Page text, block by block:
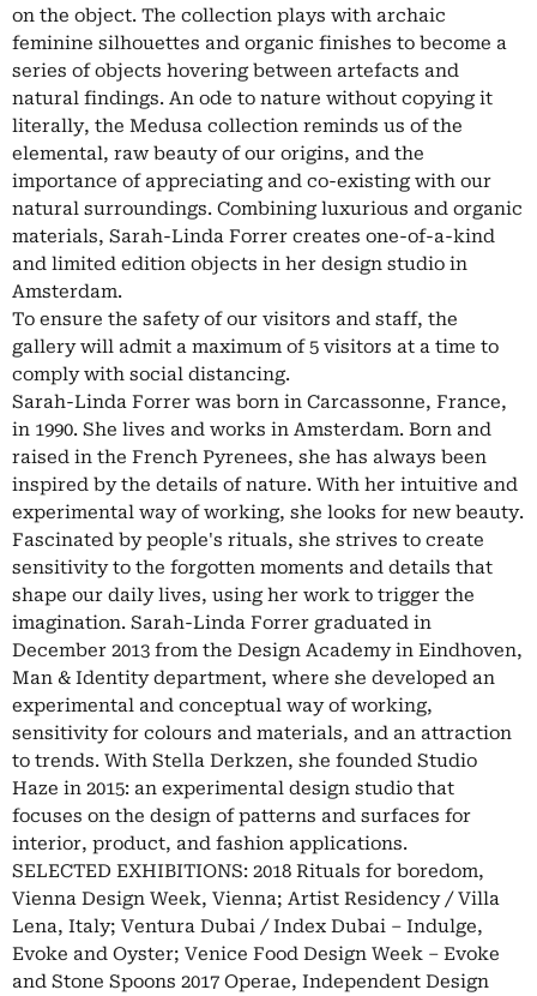
on the object. The collection plays with archaic
feminine silhouettes and organic finishes to become a
series of objects hovering between artefacts and
natural findings. An ode to nature without copying it
literally, the Medusa collection reminds us of the
elemental, raw beauty of our origins, and the
importance of appreciating and co-existing with our
natural surroundings. Combining luxurious and organic
materials, Sarah-Linda Forrer creates one-of-a-kind
and limited edition objects in her design studio in
Amsterdam.
To ensure the safety of our visitors and staff, the
gallery will admit a maximum of 5 visitors at a time to
comply with social distancing.
Sarah-Linda Forrer was born in Carcassonne, France,
in 1990. She lives and works in Amsterdam. Born and
raised in the French Pyrenees, she has always been
inspired by the details of nature. With her intuitive and
experimental way of working, she looks for new beauty.
Fascinated by people's rituals, she strives to create
sensitivity to the forgotten moments and details that
shape our daily lives, using her work to trigger the
imagination. Sarah-Linda Forrer graduated in
December 2013 from the Design Academy in Eindhoven,
Man & Identity department, where she developed an
experimental and conceptual way of working,
sensitivity for colours and materials, and an attraction
to trends. With Stella Derkzen, she founded Studio
Haze in 2015: an experimental design studio that
focuses on the design of patterns and surfaces for
interior, product, and fashion applications.
SELECTED EXHIBITIONS: 2018 Rituals for boredom,
Vienna Design Week, Vienna; Artist Residency / Villa
Lena, Italy; Ventura Dubai / Index Dubai – Indulge,
Evoke and Oyster; Venice Food Design Week – Evoke
and Stone Spoons 2017 Operae, Independent Design